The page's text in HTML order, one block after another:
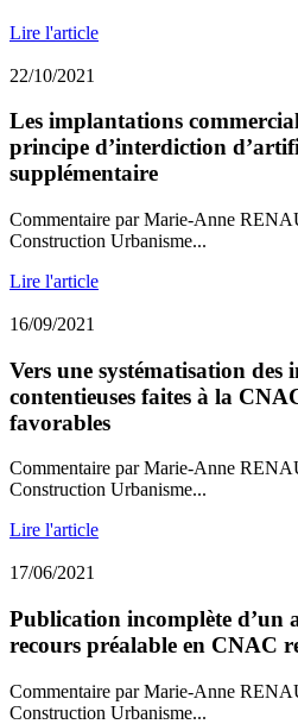
Lire l'article
22/10/2021
Les implantations
principe d’interdiction
supplémentaire
Commentaire par Marie-Anne
Construction Urbanisme...
Lire l'article
16/09/2021
Vers une systématisation des
contentieuses faites à la
favorables
Commentaire par Marie-Anne
Construction Urbanisme...
Lire l'article
17/06/2021
Publication incomplète d’un
recours préalable en CNAC
Commentaire par Marie-Anne
Construction Urbanisme...